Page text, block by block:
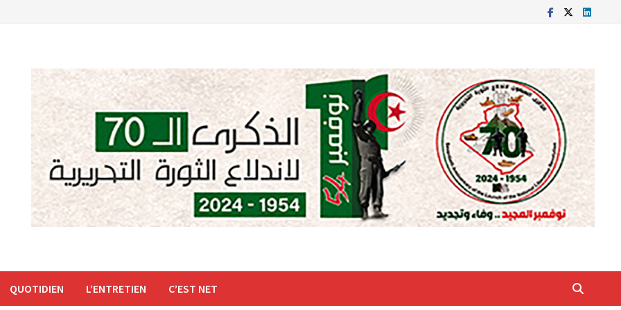
QUOTIDIEN L’ENTRETIEN C’EST NET